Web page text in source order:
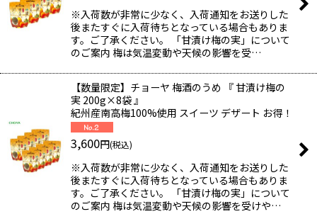
絞り込む
※入荷数が非常に少なく、入荷通知をお送りした
後またすぐに入荷待ちとなっている場合もありま
す。ご了承ください。 「甘漬け梅の実」について
のご案内 梅は気温変動や天候の影響を受…
【数量限定】チョーヤ 梅酒のうめ 『 甘漬け梅の
実 200g×8袋 』
紀州産南高梅100%使用 スイーツ デザート お得！
3,600円(税込)
※入荷数が非常に少なく、入荷通知をお送りした
後またすぐに入荷待ちとなっている場合もありま
す。ご了承ください。 「甘漬け梅の実」について
のご案内 梅は気温変動や天候の影響を受けや…